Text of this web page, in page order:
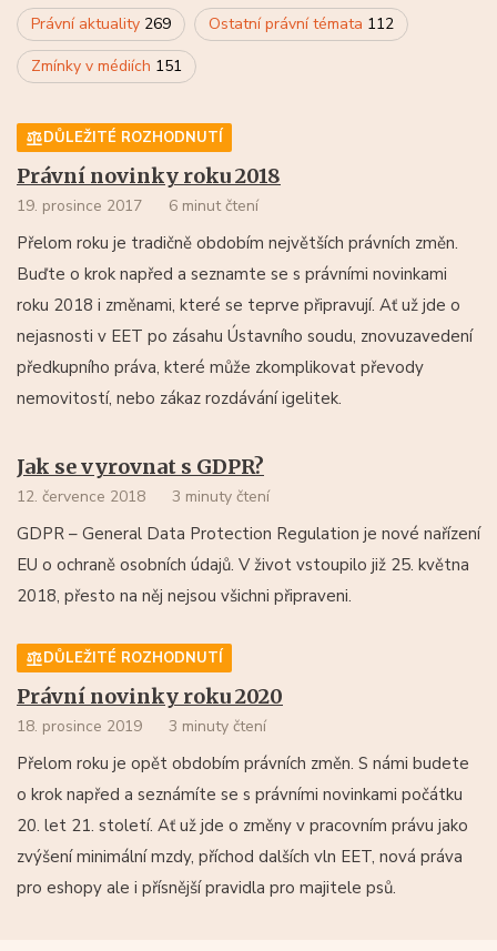
Právní aktuality 269 Ostatní právní témata 112
Zmínky v médiích 151
DŮLEŽITÉ ROZHODNUTÍ
Právní novinky roku 2018
19. prosince 2017 6 minut čtení
Přelom roku je tradičně obdobím největších právních změn.
Buďte o krok napřed a seznamte se s právními novinkami
roku 2018 i změnami, které se teprve připravují. Ať už jde o
nejasnosti v EET po zásahu Ústavního soudu, znovuzavedení
předkupního práva, které může zkomplikovat převody
nemovitostí, nebo zákaz rozdávání igelitek.
Jak se vyrovnat s GDPR?
12. července 2018 3 minuty čtení
GDPR – General Data Protection Regulation je nové nařízení
EU o ochraně osobních údajů. V život vstoupilo již 25. května
2018, přesto na něj nejsou všichni připraveni.
DŮLEŽITÉ ROZHODNUTÍ
Právní novinky roku 2020
18. prosince 2019 3 minuty čtení
Přelom roku je opět obdobím právních změn. S námi budete
o krok napřed a seznámíte se s právními novinkami počátku
20. let 21. století. Ať už jde o změny v pracovním právu jako
zvýšení minimální mzdy, příchod dalších vln EET, nová práva
pro eshopy ale i přísnější pravidla pro majitele psů.